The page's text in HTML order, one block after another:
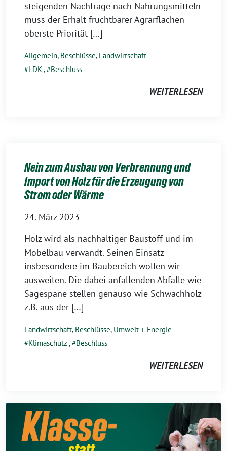
steigenden Nachfrage nach Nahrungsmitteln
muss der Erhalt fruchtbarer Agrar­flächen
oberste Priorität […]
Allgemein, Beschlüsse, Landwirtschaft
LDK , Beschluss
WEITERLESEN
Nein zum Ausbau von Verbrennung und
Import von Holz für die Erzeugung von
Strom oder Wärme
24. März 2023
Holz wird als nachhaltiger Baustoff und im
Möbelbau verwandt. Seinen Einsatz
insbesondere im Baubereich wollen wir
ausweiten. Die dabei anfallenden Abfälle wie
Sägespäne stellen genauso wie Schwachholz
z.B. aus der […]
Landwirtschaft, Beschlüsse, Umwelt + Energie
Klimaschutz , Beschluss
WEITERLESEN